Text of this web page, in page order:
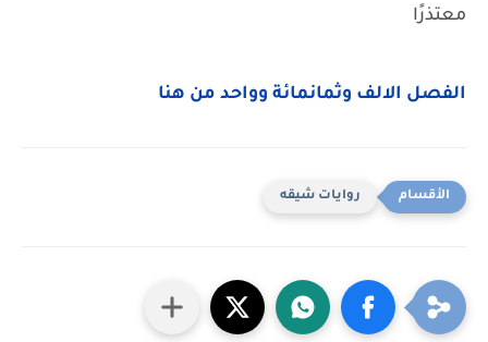
معتذرًا
الفصل الالف وثمانمائة وواحد من هنا
روايات شيقه